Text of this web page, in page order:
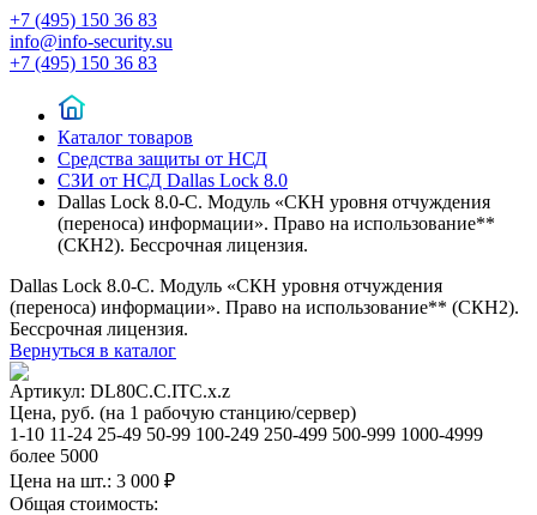
+7 (495) 150 36 83
info@info-security.su
+7 (495) 150 36 83
Каталог товаров
Средства защиты от НСД
СЗИ от НСД Dallas Lock 8.0
Dallas Lock 8.0-С. Модуль «СКН уровня отчуждения
(переноса) информации». Право на использование**
(СКН2). Бессрочная лицензия.
Dallas Lock 8.0-С. Модуль «СКН уровня отчуждения
(переноса) информации». Право на использование** (СКН2).
Бессрочная лицензия.
Вернуться в каталог
Артикул: DL80C.C.ITC.x.z
Цена, руб. (на 1 рабочую станцию/сервер)
1-10 11-24 25-49 50-99 100-249 250-499 500-999 1000-4999
более 5000
Цена на шт.: 3 000 ₽
Общая стоимость: